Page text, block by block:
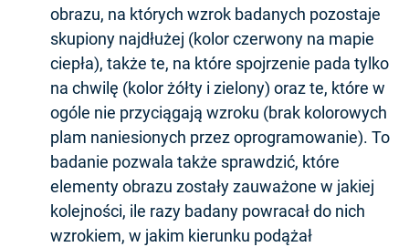
obrazu, na których wzrok badanych pozostaje
skupiony najdłużej (kolor czerwony na mapie
ciepła), także te, na które spojrzenie pada tylko
na chwilę (kolor żółty i zielony) oraz te, które w
ogóle nie przyciągają wzroku (brak kolorowych
plam naniesionych przez oprogramowanie). To
badanie pozwala także sprawdzić, które
elementy obrazu zostały zauważone w jakiej
kolejności, ile razy badany powracał do nich
wzrokiem, w jakim kierunku podążał